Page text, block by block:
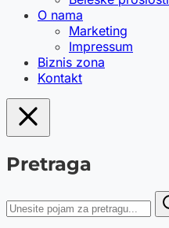
O nama
Marketing
Impressum
Biznis zona
Kontakt
Pretraga